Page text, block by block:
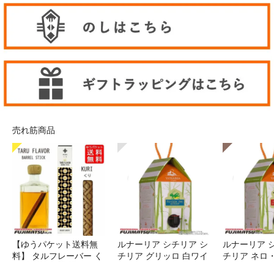
売れ筋商品
【ゆうパケット送料無
料】 タルフレーバー く
ルナーリア シチリア シ
チリア グリッロ 白ワイ
ルナーリア
チリア ネロ